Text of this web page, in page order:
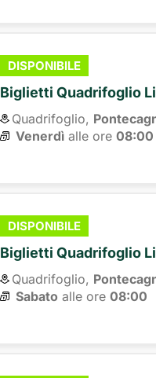
DISPONIBILE
Biglietti Quadrifoglio
Quadrifoglio,
Venerdìalle ore 08:00
DISPONIBILE
Biglietti Quadrifoglio
Quadrifoglio,
Sabato alle ore 08:00